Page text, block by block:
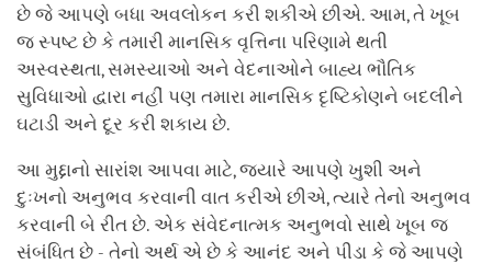
છે જે આપણે બધા અવલોકન કરી શકીએ છીએ. આમ, તે ખૂબ
જ સ્પષ્ટ છે કે તમારી માનસિક વૃત્તિના પરિણામે થતી
અસ્વસ્થતા, સમસ્યાઓ અને વેદનાઓને બાહ્ય ભૌતિક
સુવિધાઓ દ્વારા નહીં પણ તમારા માનસિક દૃષ્ટિકોણને બદલીને
ઘટાડી અને દૂર કરી શકાય છે.
આ મુદ્દાનો સારાંશ આપવા માટે, જ્યારે આપણે ખુશી અને
દુઃખનો અનુભવ કરવાની વાત કરીએ છીએ, ત્યારે તેનો અનુભવ
કરવાની બે રીત છે. એક સંવેદનાત્મક અનુભવો સાથે ખૂબ જ
સંબંધિત છે - તેનો અર્થ એ છે કે આનંદ અને પીડા કે જે આપણે